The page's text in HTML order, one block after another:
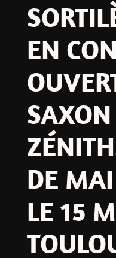
EN
DE
LE 15